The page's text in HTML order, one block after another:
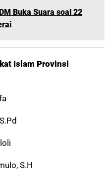
Buka Suara soal 22
Islam Provinsi
S.H